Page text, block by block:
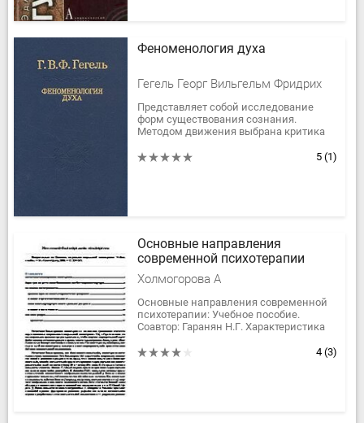
Феноменология духа
Гегель Георг Вильгельм Фридрих
Представляет собой исследование
форм существования сознания.
Методом движения выбрана критика
неподлинного, обыденного,
5 (1)
Основные направления
современной психотерапии
Холмогорова А
Основные направления современной
психотерапии: Учебное пособие.
Соавтор: Гаранян Н.Г. Характеристика
бихевиоральных подходов,...
4 (3)